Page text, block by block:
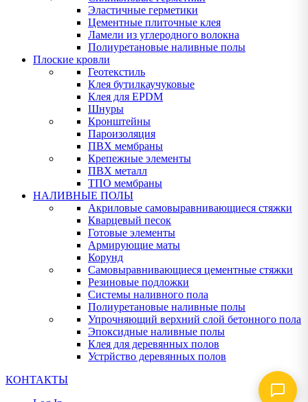
Эластичные герметики
Цементные плиточные клея
Ламели из углеродного волокна
Полиуретановые наливные полы
Плоские кровли
Геотекстиль
Клея бутилкаучуковые
Клея для EPDM
Шнуры
Кронштейны
Пароизоляция
ПВХ мембраны
Крепежные элементы
ПВХ металл
ТПО мембраны
НАЛИВНЫЕ ПОЛЫ
Акриловые самовыравнивающиеся стяжки
Кварцевый песок
Готовые элементы
Армирующие маты
Корунд
Самовыравнивающиеся цементные стяжки
Резиновые подложки
Системы наливного пола
Полиуретановые наливные полы
Упрочняющий верхний слой бетонного пола
Эпоксидные наливные полы
Клея для деревянных полов
Устрйство деревянных полов
КОНТАКТЫ